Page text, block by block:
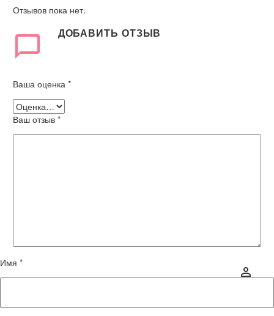
Отзывов пока нет.
ДОБАВИТЬ ОТЗЫВ
Ваша оценка *
Ваш отзыв *
Имя *